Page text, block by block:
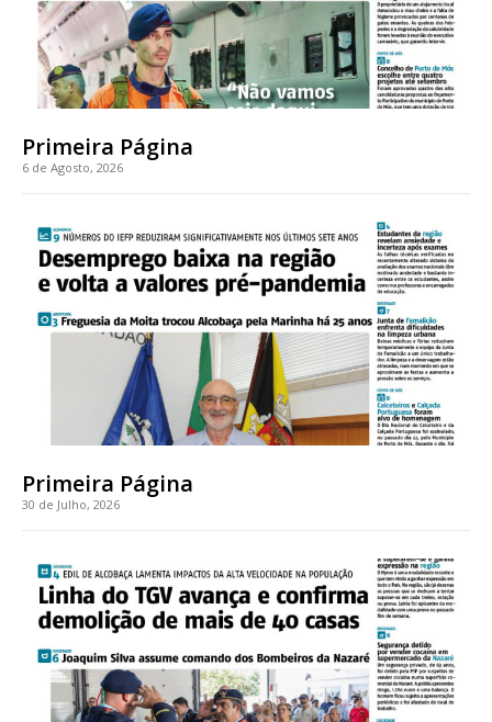
Planos de Assinatura
Faça-se assinante do Região de Cister e ajude-nos a manter este serviço
público!
Sendo assinante terá acesso a todos os conteúdos exclusivos e versões
digitais.
Escolha o plano de assinatura desejado:
32€
12 meses
Edição em papel entregue à Quinta-feira em sua
Primeira Página
6 de Agosto, 2026
Primeira Página
30 de Julho, 2026